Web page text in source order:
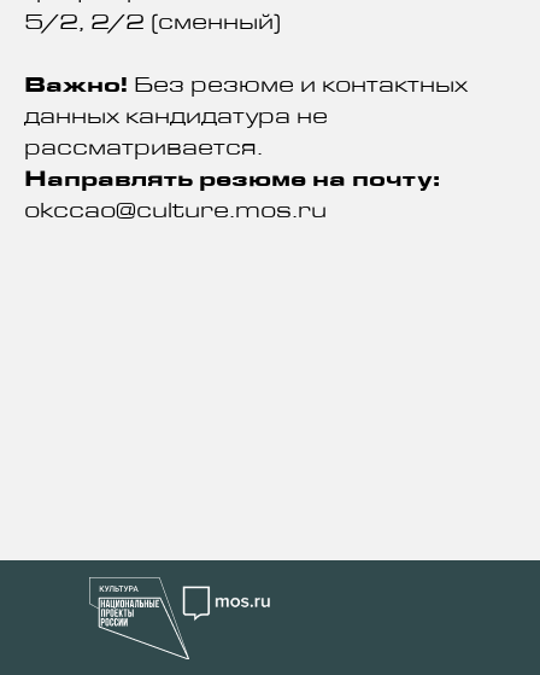
5/2, 2/2 (сменный)
Важно! Без резюме и контактных
данных кандидатура не
рассматривается.
Направлять резюме на почту:
okccao@culture.mos.ru